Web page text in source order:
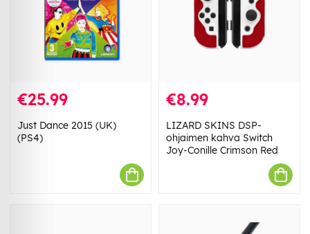
€25.99
Just Dance 2015 (UK)
(PS4)
€8.99
LIZARD SKINS DSP-
ohjaimen kahva Switch
Joy-Conille Crimson Red